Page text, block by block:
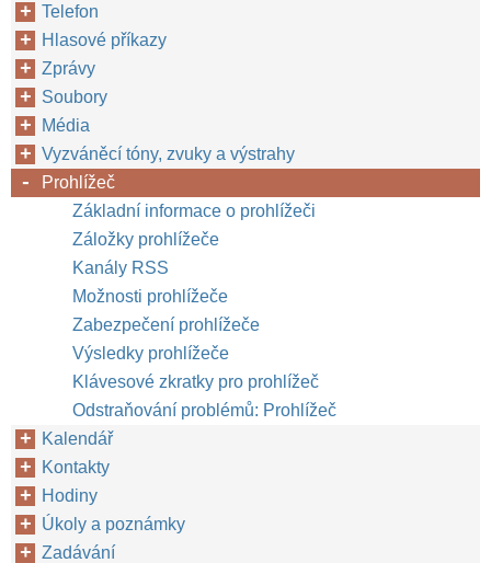
Telefon
Hlasové příkazy
Zprávy
Soubory
Média
Vyzváněcí tóny, zvuky a výstrahy
Prohlížeč
Základní informace o prohlížeči
Záložky prohlížeče
Kanály RSS
Možnosti prohlížeče
Zabezpečení prohlížeče
Výsledky prohlížeče
Klávesové zkratky pro prohlížeč
Odstraňování problémů: Prohlížeč
Kalendář
Kontakty
Hodiny
Úkoly a poznámky
Zadávání